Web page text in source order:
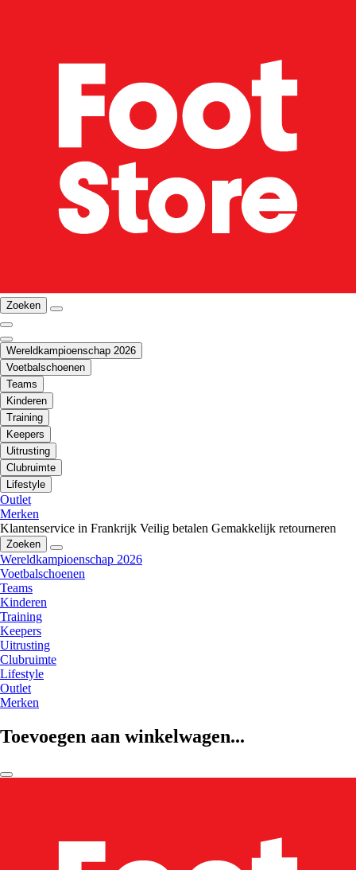
Zoeken
Wereldkampioenschap 2026
Voetbalschoenen
Teams
Kinderen
Training
Keepers
Uitrusting
Clubruimte
Lifestyle
Outlet
Merken
Klantenservice in Frankrijk Veilig betalen Gemakkelijk retourneren
Zoeken
Wereldkampioenschap 2026
Voetbalschoenen
Teams
Kinderen
Training
Keepers
Uitrusting
Clubruimte
Lifestyle
Outlet
Merken
Toevoegen aan winkelwagen...